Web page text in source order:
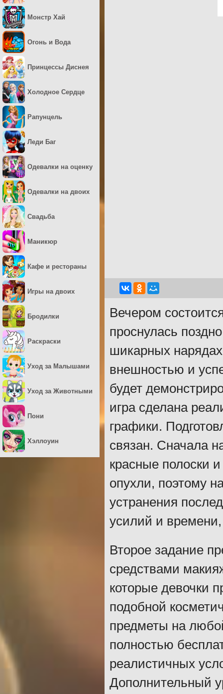
Вечером
проснулась
шикарных
внешностью и
будет
игра сделана
графики.
связан. Сначала
красные полоски
опухли, поэтому
устранения
усилий и времени,
Второе задание
средствами
которые девочки
подобной
предметы на
полностью
реалистичных
Дополнительный
Монстр Хай
Огонь и Вода
Принцессы Диснея
Холодное Сердце
Рапунцель
Леди Баг
Одевалки на оценку
Одевалки на двоих
Свадьба
Маникюр
Кафе и рестораны
Игры на двоих
Бродилки
Раскраски
Уход за Малышами
Уход за Животными
Пони
Хэллоуин